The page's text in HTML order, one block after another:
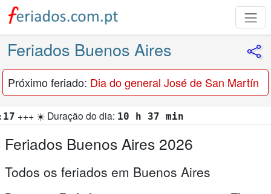
Feriados Buenos Aires
Próximo feriado: Dia do general José de San Martín
do dia: 10 h 37 min
Feriados Buenos Aires 2026
Todos os feriados em Buenos Aires